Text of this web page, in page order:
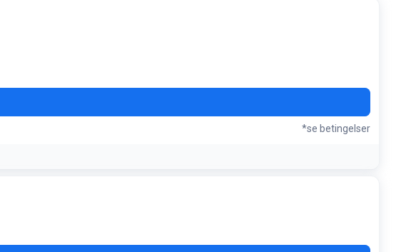
*se betingelser